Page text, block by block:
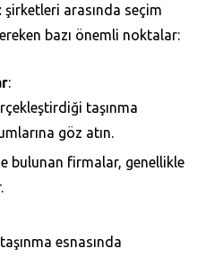
şirketleri arasında seçim
bazı önemli noktalar:
:
taşınma
göz atın.
bulunan firmalar, genellikle
esnasında